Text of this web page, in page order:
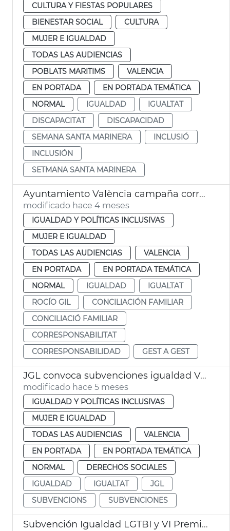
CULTURA Y FIESTAS POPULARES
BIENESTAR SOCIAL
CULTURA
MUJER E IGUALDAD
TODAS LAS AUDIENCIAS
POBLATS MARITIMS
VALENCIA
EN PORTADA
EN PORTADA TEMÁTICA
NORMAL
IGUALDAD
IGUALTAT
DISCAPACITAT
DISCAPACIDAD
SEMANA SANTA MARINERA
INCLUSIÓ
INCLUSIÓN
SETMANA SANTA MARINERA
Ayuntamiento València campaña corresponsabilidad conciliación familiar
modificado hace 4 meses
IGUALDAD Y POLÍTICAS INCLUSIVAS
MUJER E IGUALDAD
TODAS LAS AUDIENCIAS
VALENCIA
EN PORTADA
EN PORTADA TEMÁTICA
NORMAL
IGUALDAD
IGUALTAT
ROCÍO GIL
CONCILIACIÓN FAMILIAR
CONCILIACIÓ FAMILIAR
CORRESPONSABILITAT
CORRESPONSABILIDAD
GEST A GEST
JGL convoca subvenciones igualdad València
modificado hace 5 meses
IGUALDAD Y POLÍTICAS INCLUSIVAS
MUJER E IGUALDAD
TODAS LAS AUDIENCIAS
VALENCIA
EN PORTADA
EN PORTADA TEMÁTICA
NORMAL
DERECHOS SOCIALES
IGUALDAD
IGUALTAT
JGL
SUBVENCIONS
SUBVENCIONES
Subvención Igualdad LGTBI y VI Premios Igualdad València